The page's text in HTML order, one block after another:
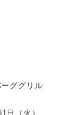
ググリル
日（火）